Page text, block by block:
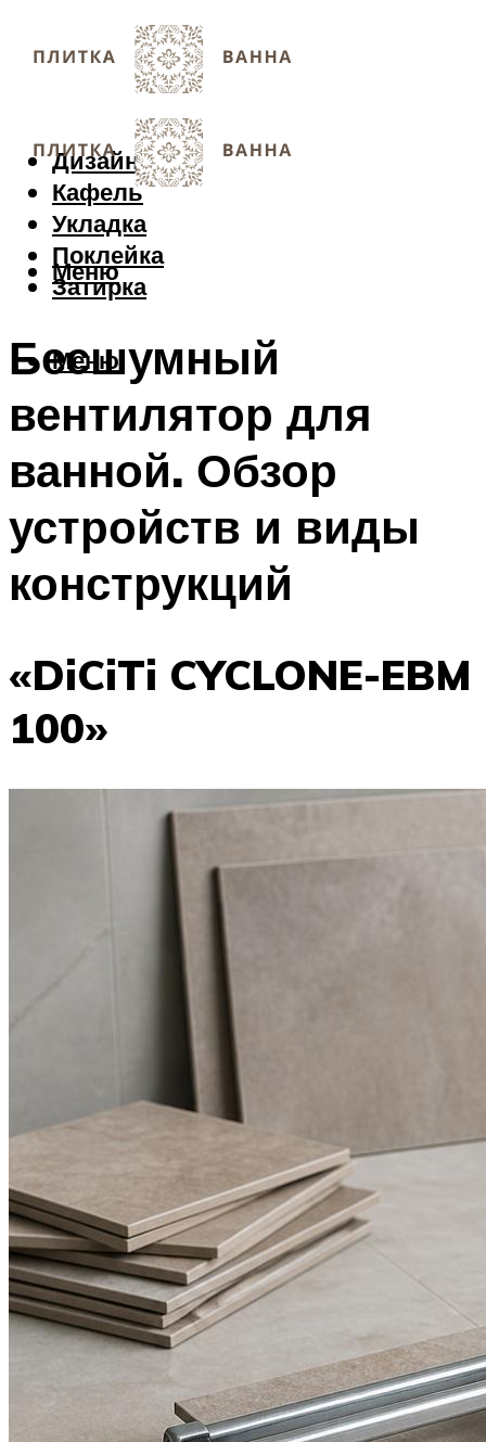
Дизайн
Кафель
Укладка
Поклейка
Затирка
Меню
Меню
Бесшумный
вентилятор для
ванной. Обзор
устройств и виды
конструкций
«DiCiTi CYCLONE-EBM
100»